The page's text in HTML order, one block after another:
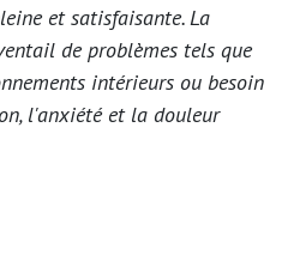
et satisfaisante. La
de problèmes tels que
intérieurs ou besoin
l'anxiété et la douleur